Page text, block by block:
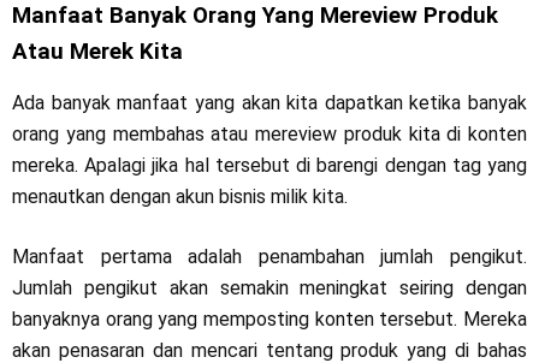
Manfaat Banyak Orang Yang Mereview Produk
Atau Merek Kita
Ada banyak manfaat yang akan kita dapatkan ketika banyak
orang yang membahas atau mereview produk kita di konten
mereka. Apalagi jika hal tersebut di barengi dengan tag yang
menautkan dengan akun bisnis milik kita.
Manfaat pertama adalah penambahan jumlah pengikut.
Jumlah pengikut akan semakin meningkat seiring dengan
banyaknya orang yang memposting konten tersebut. Mereka
akan penasaran dan mencari tentang produk yang di bahas